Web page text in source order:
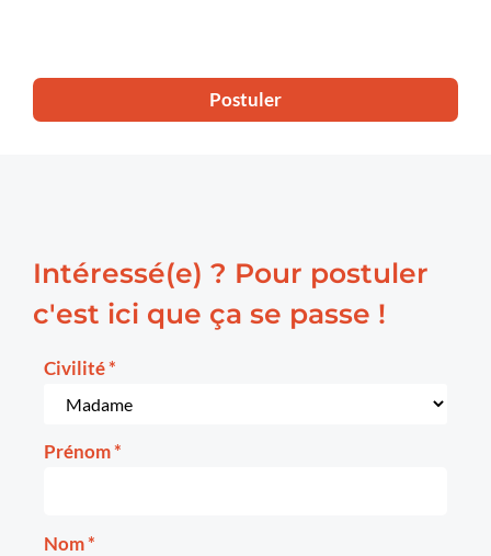
Postuler
Intéressé(e) ? Pour postuler
c'est ici que ça se passe !
Civilité*
Prénom*
Nom*